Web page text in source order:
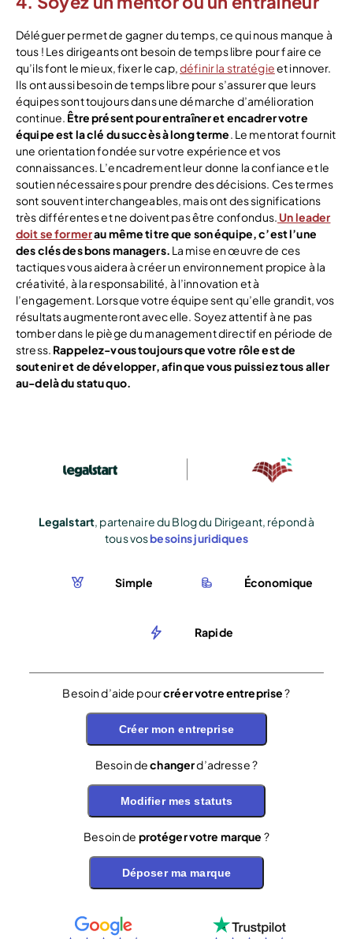
Déléguer permet de gagner du temps, ce qui nous manque à
tous ! Les dirigeants ont besoin de temps libre pour faire ce
qu’ils font le mieux, fixer le cap,définir la stratégieet innover.
Ils ont aussi besoin de temps libre pour s’assurer que leurs
équipes sont toujours dans une démarche d’amélioration
continue. Être présent pour entraîner et encadrer votre
équipe est la clé du succès à long terme. Le mentorat fournit
une orientation fondée sur votre expérience et vos
connaissances. L’encadrement leur donne la confiance et le
soutien nécessaires pour prendre des décisions. Ces termes
sont souvent interchangeables, mais ont des significations
très différentes et ne doivent pas être confondus.Un leader
doit se formerau même titre que son équipe, c’est l’une
des clés des bons managers. La mise en œuvre de ces
tactiques vous aidera à créer un environnement propice à la
créativité, à la responsabilité, à l’innovation et à
l’engagement. Lorsque votre équipe sent qu’elle grandit, vos
résultats augmenteront avec elle. Soyez attentif à ne pas
tomber dans le piège du management directif en période de
stress. Rappelez-vous toujours que votre rôle est de
soutenir et de développer, afin que vous puissiez tous aller
au-delà du statu quo.
Legalstart, partenaire du Blog du Dirigeant, répond à
tous vosbesoins juridiques
Simple Économique
Rapide
Besoin d’aide pourcréer votre entreprise?
Créer mon entreprise
Besoin dechangerd’adresse ?
Modifier mes statuts
Besoin de protéger votre marque ?
Déposer ma marque